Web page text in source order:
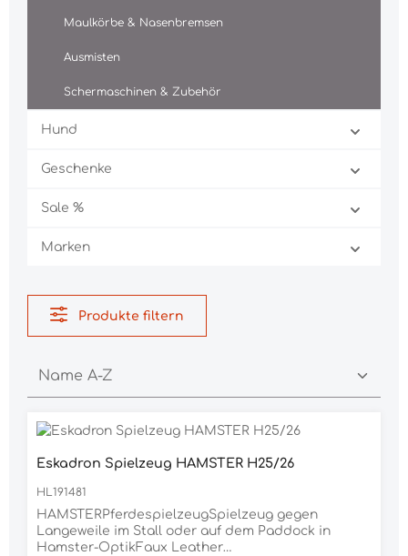
Maulkörbe & Nasenbremsen
Ausmisten
Schermaschinen & Zubehör
Hund
Geschenke
Sale %
Marken
Produkte filtern
Eskadron Spielzeug HAMSTER H25/26
HL191481
HAMSTERPferdespielzeugSpielzeug gegen
Langeweile im Stall oder auf dem Paddock in
Hamster-OptikFaux Leather